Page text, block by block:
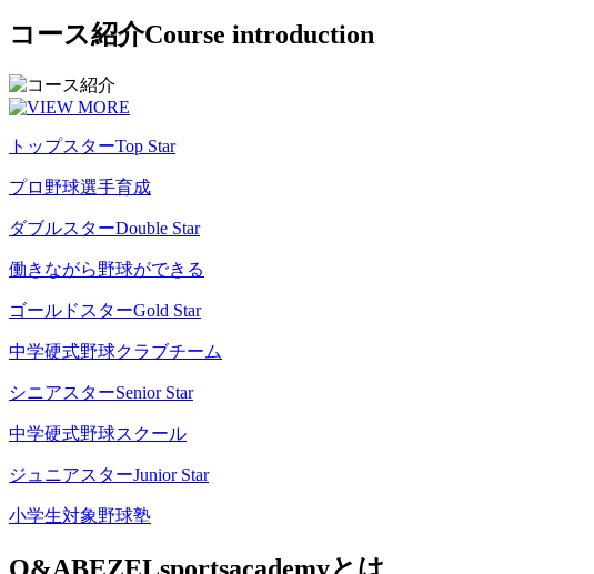
コース紹介Course introduction
トップスターTop Star
プロ野球選手育成
ダブルスターDouble Star
働きながら野球ができる
ゴールドスターGold Star
中学硬式野球クラブチーム
シニアスターSenior Star
中学硬式野球スクール
ジュニアスターJunior Star
小学生対象野球塾